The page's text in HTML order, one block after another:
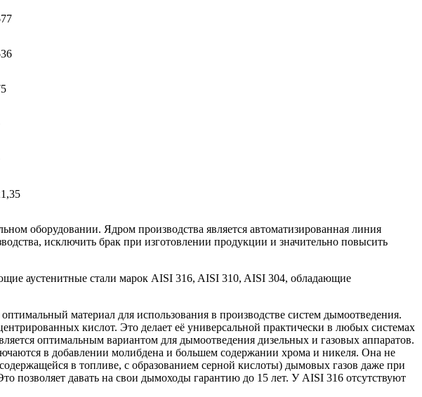
оборудовании. Ядром производства является автоматизированная линия
исключить брак при изготовлении продукции и значительно повысить
аустенитные стали марок AISI 316, AISI 310, AISI 304, обладающие
материал для использования в производстве систем дымоотведения.
кислот. Это делает её универсаль­ной практически в любых системах
оптимальным вариантом для дымоотведения дизельных и газовых аппаратов.
в добавлении молибдена и большем содержании хрома и никеля. Она не
в топливе, с образованием серной кислоты) дымовых газов даже при
позволяет давать на свои дымоходы гарантию до 15 лет. У AISI 316 отсутствуют